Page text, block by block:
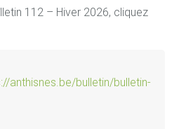
112 – Hiver 2026, cliquez
anthisnes.be/bulletin/bulletin-